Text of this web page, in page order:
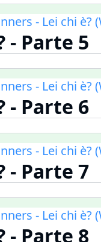
- Lei chi è?
- Parte 5
- Lei chi è?
- Parte 6
- Lei chi è?
- Parte 7
- Lei chi è?
- Parte 8